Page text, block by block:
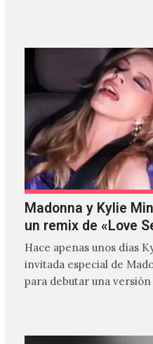
Madonna y Kylie
un remix de «Love
Hace apenas unos días
invitada especial de
para debutar una